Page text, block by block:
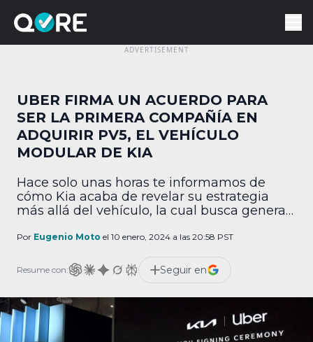
UBER FIRMA UN ACUERDO PARA
SER LA PRIMERA COMPAÑÍA EN
ADQUIRIR PV5, EL VEHÍCULO
MODULAR DE KIA
Hace solo unas horas te informamos de
cómo Kia acaba de revelar su estrategia
más allá del vehículo, la cual busca generar
de este plan consiste en producir un
primer comprador: Uber. Uber y Kia
colaborarán en pos de […]
Por Eugenio Moto el 10 enero, 2024 a las 20:58 PST
Resume con: Seguir en